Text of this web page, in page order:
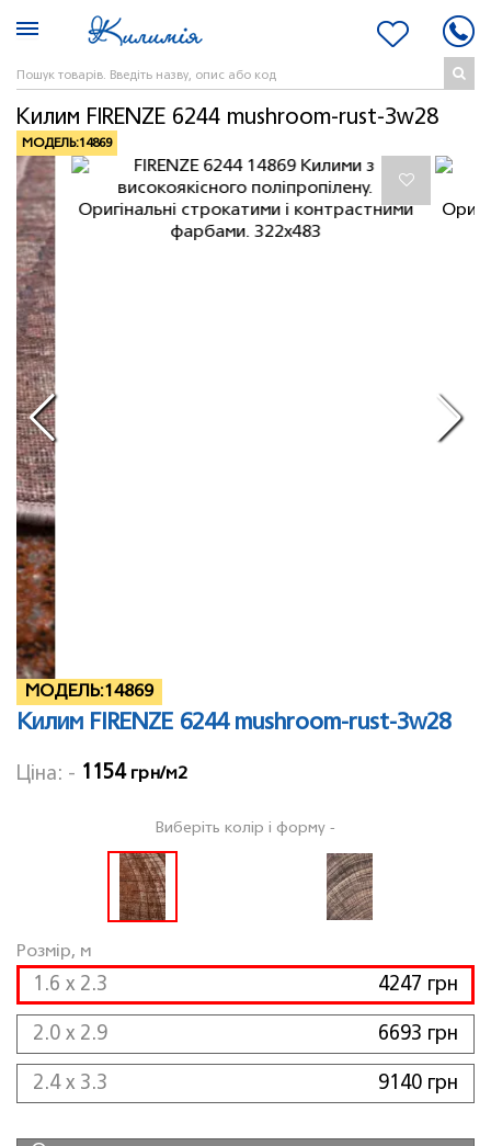
Килим FIRENZE 6244 mushroom-rust-3w28
МОДЕЛЬ:14869
МОДЕЛЬ:14869
Килим FIRENZE 6244 mushroom-rust-3w28
Ціна: - 1154 грн/м2
Розмір, м
1.6 x 2.3 4247 грн
2.0 x 2.9 6693 грн
2.4 x 3.3 9140 грн
Виберіть колір і форму -